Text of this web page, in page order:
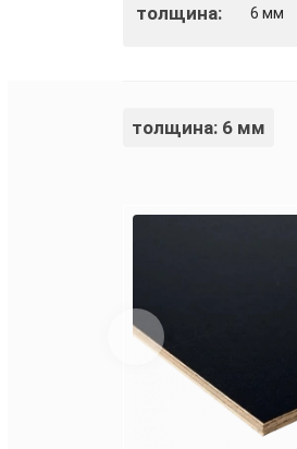
толщина: 6 мм
толщина: 6 мм